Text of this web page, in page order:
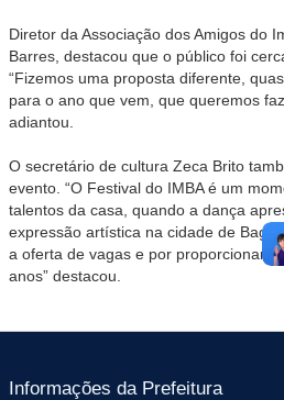
Diretor da Associação dos Amigos do
Barres, destacou que o público foi
“Fizemos uma proposta diferente,
para o ano que vem, que queremos
adiantou.
O secretário de cultura Zeca Brito
evento. “O Festival do IMBA é um
talentos da casa, quando a dança
expressão artística na cidade de Bagé.
a oferta de vagas e por proporcionar
anos” destacou.
Informações da Prefeitura